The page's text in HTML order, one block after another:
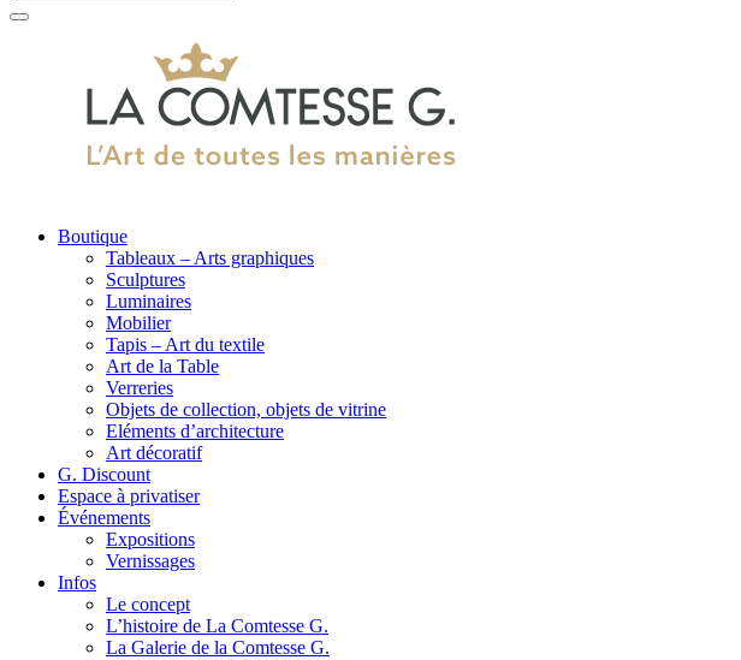
Boutique
Tableaux – Arts graphiques
Sculptures
Luminaires
Mobilier
Tapis – Art du textile
Art de la Table
Verreries
Objets de collection, objets de vitrine
Eléments d’architecture
Art décoratif
G. Discount
Espace à privatiser
Événements
Expositions
Vernissages
Infos
Le concept
L’histoire de La Comtesse G.
La Galerie de la Comtesse G.